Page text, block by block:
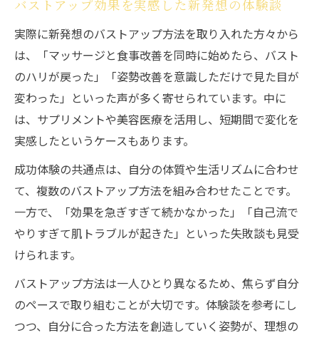
バストアップ効果を実感した新発想の体験談
実際に新発想のバストアップ方法を取り入れた方々から
は、「マッサージと食事改善を同時に始めたら、バスト
のハリが戻った」「姿勢改善を意識しただけで見た目が
変わった」といった声が多く寄せられています。中に
は、サプリメントや美容医療を活用し、短期間で変化を
実感したというケースもあります。
成功体験の共通点は、自分の体質や生活リズムに合わせ
て、複数のバストアップ方法を組み合わせたことです。
一方で、「効果を急ぎすぎて続かなかった」「自己流で
やりすぎて肌トラブルが起きた」といった失敗談も見受
けられます。
バストアップ方法は一人ひとり異なるため、焦らず自分
のペースで取り組むことが大切です。体験談を参考にし
つつ、自分に合った方法を創造していく姿勢が、理想の